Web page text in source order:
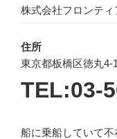
株式会社フロンテ
住所
東京都板橋区徳丸4-
TEL:03-
船に乗船していて